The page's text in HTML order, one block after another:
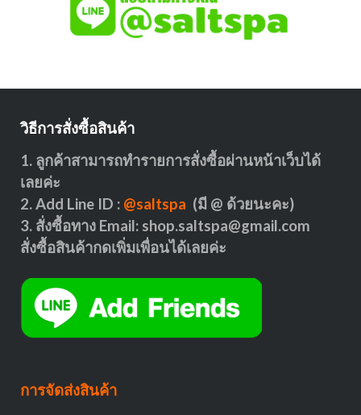
วิธีการสั่งซื้อสินค้า
1. ลูกค้าสามารถทำรายการสั่งซื้อผ่านหน้าเว็บได้
เลยค่ะ
2. Add Line ID : @saltspa (มี @ ด้วยนะคะ)
3. สั่งซื้อทาง Email: shop.saltspa@gmail.com
สั่งซื้อสินค้ากดเพิ่มเพื่อนได้เลยค่ะ
การจัดส่งสินค้า